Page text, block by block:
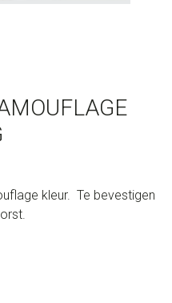
kleur. Te bevestigen